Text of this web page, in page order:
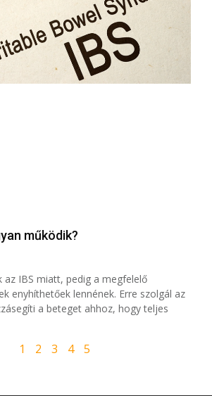
működik?
az IBS miatt, pedig a megfelelő
enyhíthetőek lennének. Erre szolgál az
a beteget ahhoz, hogy teljes
1 2 3 4 5